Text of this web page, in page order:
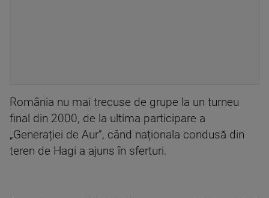
România nu mai trecuse de grupe la un turneu
final din 2000, de la ultima participare a
„Generației de Aur”, când naționala condusă din
teren de Hagi a ajuns în sferturi.